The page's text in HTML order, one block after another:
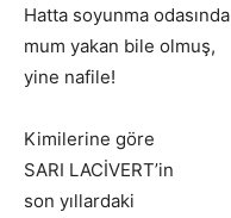
Hatta soyunma odasında
mum yakan bile olmuş,
yine nafile!
Kimilerine göre
SARI LACİVERT’in
son yıllardaki